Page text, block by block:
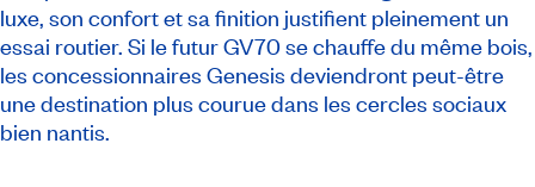
luxe, son confort et sa finition justifient pleinement un
essai routier. Si le futur GV70 se chauffe du même bois,
les concessionnaires Genesis deviendront peut-être
une destination plus courue dans les cercles sociaux
bien nantis.